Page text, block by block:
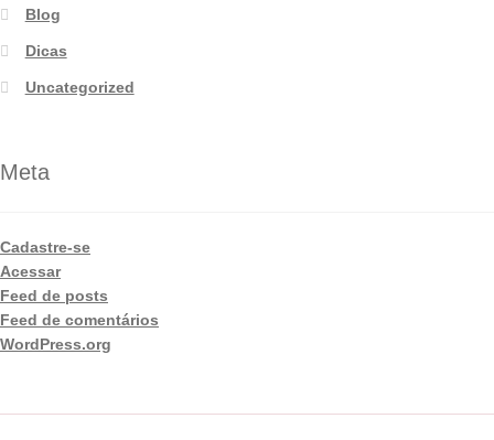
Blog
Dicas
Uncategorized
Meta
Cadastre-se
Acessar
Feed de posts
Feed de comentários
WordPress.org